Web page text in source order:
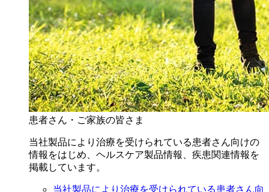
患者さん・ご家族の皆さま
当社製品により治療を受けられている患者さん向けの
情報をはじめ、ヘルスケア製品情報、疾患関連情報を
掲載しています。
当社製品により治療を受けられている患者さん向